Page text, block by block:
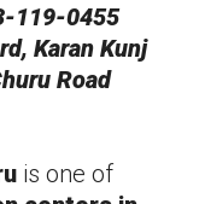
119-0455
Karan Kunj
Road
is one of